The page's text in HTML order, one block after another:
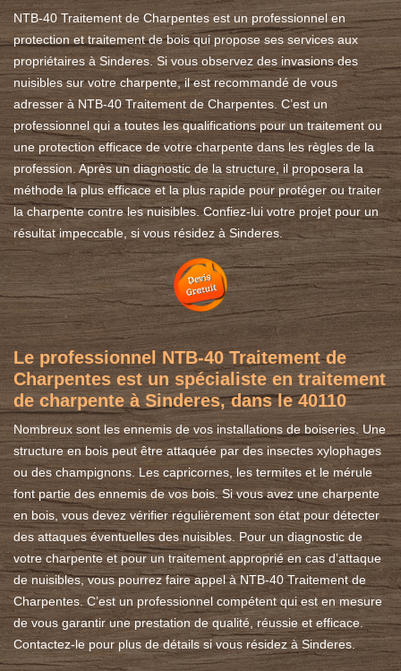
NTB-40 Traitement de Charpentes est un professionnel en
protection et traitement de bois qui propose ses services aux
propriétaires à Sinderes. Si vous observez des invasions des
nuisibles sur votre charpente, il est recommandé de vous
adresser à NTB-40 Traitement de Charpentes. C’est un
professionnel qui a toutes les qualifications pour un traitement ou
une protection efficace de votre charpente dans les règles de la
profession. Après un diagnostic de la structure, il proposera la
méthode la plus efficace et la plus rapide pour protéger ou traiter
la charpente contre les nuisibles. Confiez-lui votre projet pour un
résultat impeccable, si vous résidez à Sinderes.
Le professionnel NTB-40 Traitement de
Charpentes est un spécialiste en traitement
de charpente à Sinderes, dans le 40110
Nombreux sont les ennemis de vos installations de boiseries. Une
structure en bois peut être attaquée par des insectes xylophages
ou des champignons. Les capricornes, les termites et le mérule
font partie des ennemis de vos bois. Si vous avez une charpente
en bois, vous devez vérifier régulièrement son état pour détecter
des attaques éventuelles des nuisibles. Pour un diagnostic de
votre charpente et pour un traitement approprié en cas d’attaque
de nuisibles, vous pourrez faire appel à NTB-40 Traitement de
Charpentes. C’est un professionnel compétent qui est en mesure
de vous garantir une prestation de qualité, réussie et efficace.
Contactez-le pour plus de détails si vous résidez à Sinderes.